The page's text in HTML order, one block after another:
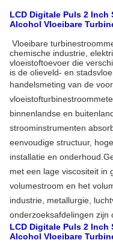
LCD Digitale Puls 2
Alcohol Vloeibare
Vloeibare
chemische industrie,
vloeistoftoevoer die
is de olieveld- en
handelsmeting van de
binnenlandse en
stroominstrumenten
eenvoudige structuur,
installatie en onderhoud.
met een lage viscositeit in
volumestroom en het
industrie, metallurgie,
onderzoeksafdelingen zijn
LCD Digitale Puls 2
Alcohol Vloeibare